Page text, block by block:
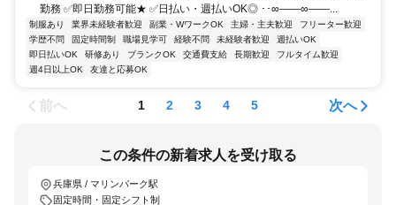
勤務 ✅即日勤務可能★ ✅日払い・週払いOK◎ ･･∞――∞――...
制服あり 業界未経験者歓迎 副業・WワークOK 主婦・主夫歓迎
フリーター歓迎
学歴不問
固定時間制 職場見学可 経験不問 未経験者歓迎
週払いOK
即日払いOK
研修あり ブランクOK 交通費支給 長期歓迎
フルタイム歓迎
週4日以上OK
友達と応募OK
前へ 1 2 3 4 5 次へ
この条件の新着求人を受け取る
兵庫県 / マリンパーク駅
固定時間・固定シフト制